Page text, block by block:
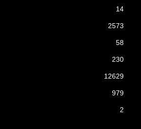
14
2573
58
230
12629
979
2